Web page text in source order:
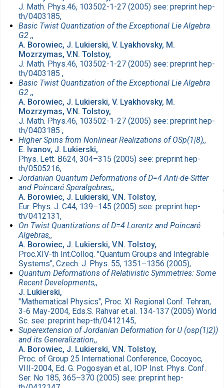
J. Math. Phys.46, 103502-1-27 (2005) see: preprint hep-
th/0403185,
Basic Twist Quantization of the Exceptional Lie Algebra
G2 ,,
A. Borowiec, J. Lukierski, V. Lyakhovsky, M.
Mozrzymas, V.N. Tolstoy,
J. Math. Phys.46, 103502-1-27 (2005) see: preprint hep-
th/0403185 ,
Basic Twist Quantization of the Exceptional Lie Algebra
G2 ,,
A. Borowiec, J. Lukierski, V. Lyakhovsky, M.
Mozrzymas, V.N. Tolstoy,
J. Math. Phys.46, 103502-1-27 (2005) see: preprint hep-
th/0403185 ,
Higher Spins from Nonlinear Realizations of OSp(1|8),,
E. Ivanov, J. Lukierski,
Phys. Lett. B624, 304–315 (2005) see: preprint hep-
th/0505216,
Jordanian Quantum Deformations of D=4 Anti-de-Sitter
and Poincaré Speralgebras,,
A. Borowiec, J. Lukierski, V.N. Tolstoy,
Eur. Phys. J. C44, 139–145 (2005) see: preprint hep-
th/0412131,
On Twist Quantizations of D=4 Lorentz and Poincaré
Algebras,,
A. Borowiec, J. Lukierski, V.N. Tolstoy,
Proc.XIV-th Int.Colloq. "Quantum Groups and Integrable
Systems", Czech. J. Phys. 55, 1351–1356 (2005),
Quantum Deformations of Relativistic Symmetries: Some
Recent Developments,,
J. Lukierski,
"Mathematical Physics", Proc. XI Regional Conf. Tehran,
3-6 May-2004, Eds.S. Rahvar et.al. 134-137 (2005) World
Sc. see: preprint hep-th/0412145,
Superextension of Jordanian Deformation for U (osp(1|2))
and its Generalization,,
A. Borowiec, J. Lukierski, V.N. Tolstoy,
Proc. of Group 25 International Conference, Cocoyoc,
VIII-2004, Ed. G. Pogosyan et al., IOP Inst. Phys. Conf.
Ser. No 185, 365–370 (2005) see: preprint hep-